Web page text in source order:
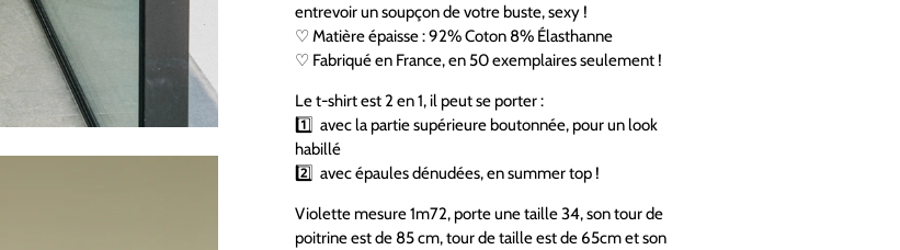
entrevoir un soupçon de votre buste, sexy !
♡ Matière épaisse :92% Coton 8% Élasthanne
♡ Fabriqué en France, en 50 exemplaires seulement !
Le t-shirt est 2 en 1, il peut se porter :
1️⃣ avec la partie supérieure boutonnée, pour un look
habillé
2️⃣ avec épaules dénudées, en summer top !
Violette mesure 1m72, porte une taille 34, son tour de
poitrine est de 85 cm, tour de taille est de 65cm et son